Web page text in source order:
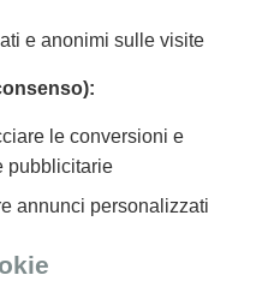
e anonimi sulle visite
le conversioni e
pubblicitarie
annunci personalizzati